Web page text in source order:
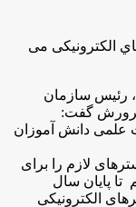
الکترونيکی می
رئيس سازمان
گفت:
علمی دانش آموزان
لازم را برای
تا پایان سال
الکترونیکی